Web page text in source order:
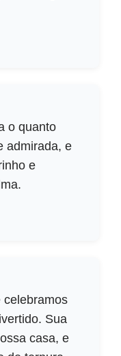
o quanto
admirada, e
e
celebramos
Sua
casa, e